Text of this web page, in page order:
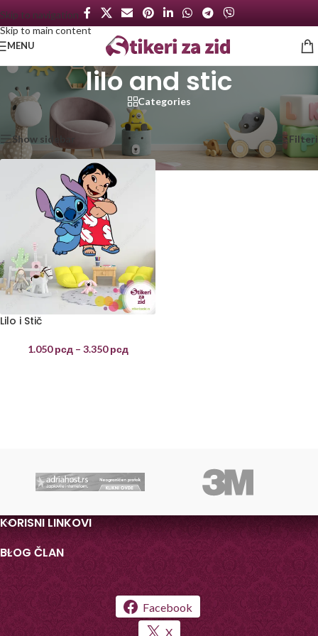
Skip to navigation
Skip to main content
MENU
lilo and stic
Categories
Početna
Proizvod označen „lilo and stic“ Prikazan jedan rezultat
Show sidebar Filteri
Lilo i Stič
1.050рсд – 3.350рсд
KORISNI LINKOVI
BLOG ČLAN
Facebook
X